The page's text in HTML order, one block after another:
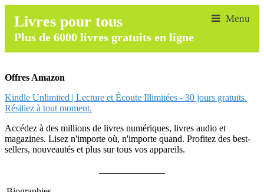
Livres pour tous
Plus de 6000 livres gratuits en ligne
Offres Amazon
Kindle Unlimited | Lecture et Écoute Illimitées - 30 jours gratuits.
Résiliez à tout moment.
Accédez à des millions de livres numériques, livres audio et
magazines. Lisez n'importe où, n'importe quand. Profitez des best-
sellers, nouveautés et plus sur tous vos appareils.